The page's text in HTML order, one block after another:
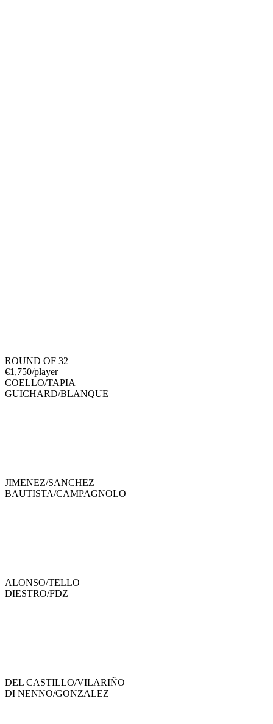
ROUND OF 32
€1,750/player
COELLO/TAPIA
GUICHARD/BLANQUE
JIMENEZ/SANCHEZ
BAUTISTA/CAMPAGNOLO
ALONSO/TELLO
DIESTRO/FDZ
DEL CASTILLO/VILARIÑO
DI NENNO/GONZALEZ